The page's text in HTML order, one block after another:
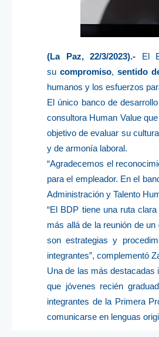
(La Paz, 22/3/2023).- El
su compromiso, sentido
humanos y los esfuerzos
El único banco de
consultora Human Value
objetivo de evaluar su
y de armonía laboral.
“Agradecemos el
para el empleador. En el
Administración y Talento
“El BDP tiene una ruta
más allá de la reunión de
son estrategias y
integrantes”, complementó
Una de las más destacadas
que jóvenes recién
integrantes de la Primera
comunicarse en lenguas